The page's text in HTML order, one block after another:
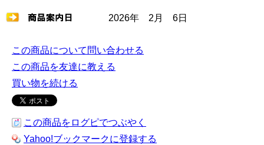
2026年 2月 6日
この商品について問い合わせる
この商品を友達に教える
買い物を続ける
この商品をログピでつぶやく
Yahoo!ブックマークに登録する